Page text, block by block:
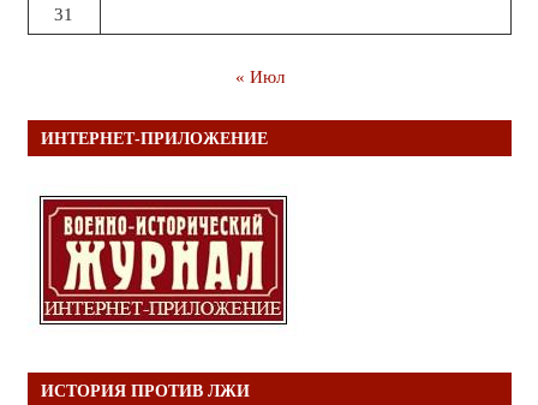
31
« Июл
ИНТЕРНЕТ-ПРИЛОЖЕНИЕ
ИСТОРИЯ ПРОТИВ ЛЖИ